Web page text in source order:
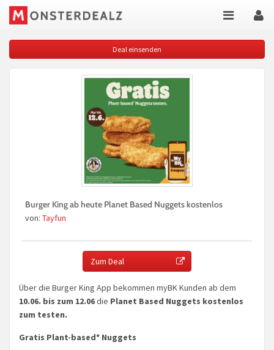
Deal einsenden
Burger King ab heute Planet Based Nuggets kostenlos
von: Tayfun
Zum Deal
Über die Burger King App bekommen myBK Kunden ab dem
10.06. bis zum 12.06die Planet Based Nuggets kostenlos
zum testen.
Gratis Plant-based* Nuggets